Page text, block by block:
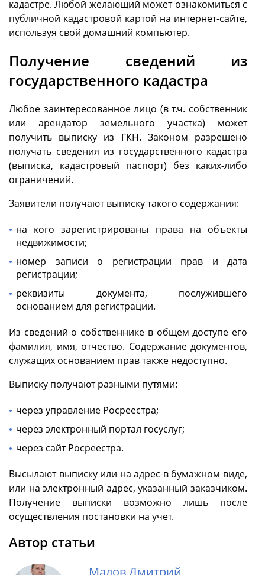
кадастре. Любой желающий может ознакомиться с
публичной кадастровой картой на интернет-сайте,
используя свой домашний компьютер.
Получение сведений из
государственного кадастра
Любое заинтересованное лицо (в т.ч. собственник
или арендатор земельного участка) может
получить выписку из ГКН. Законом разрешено
получать сведения из государственного кадастра
(выписка, кадастровый паспорт) без каких-либо
ограничений.
Заявители получают выписку такого содержания:
на кого зарегистрированы права на объекты
недвижимости;
номер записи о регистрации прав и дата
регистрации;
реквизиты документа, послужившего
основанием для регистрации.
Из сведений о собственнике в общем доступе его
фамилия, имя, отчество. Содержание документов,
служащих основанием прав также недоступно.
Выписку получают разными путями:
через управление Росреестра;
через электронный портал госуслуг;
через сайт Росреестра.
Высылают выписку или на адрес в бумажном виде,
или на электронный адрес, указанный заказчиком.
Получение выписки возможно лишь после
осуществления постановки на учет.
Автор статьи